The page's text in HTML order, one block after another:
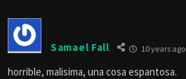
Samael Fall 10 years ago
horrible, malisima, una cosa espantosa.